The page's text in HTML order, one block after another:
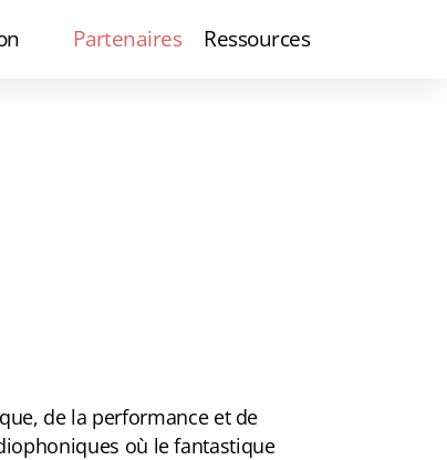
Partenaires Ressources
de la performance et de
où le fantastique